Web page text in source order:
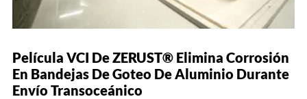
Película VCI De ZERUST® Elimina Corrosión
En Bandejas De Goteo De Aluminio Durante
Envío Transoceánico